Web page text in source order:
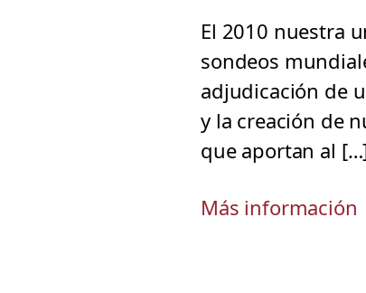
El 2010 nuestra
sondeos
adjudicación de
y la creación de
que aportan al
Más información